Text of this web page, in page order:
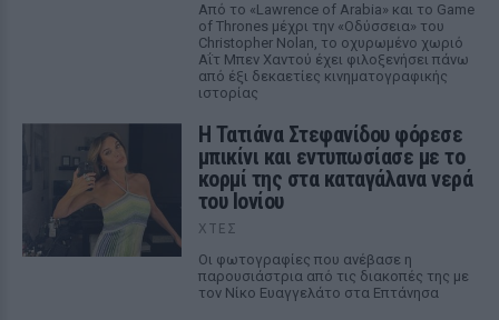
Από το «Lawrence of Arabia» και το Game
of Thrones μέχρι την «Οδύσσεια» του
Christopher Nolan, το οχυρωμένο χωριό
Αΐτ Μπεν Χαντού έχει φιλοξενήσει πάνω
από έξι δεκαετίες κινηματογραφικής
ιστορίας
Η Τατιάνα Στεφανίδου φόρεσε
μπικίνι και εντυπωσίασε με το
κορμί της στα καταγάλανα νερά
του Ιονίου
ΧΤΕΣ
Οι φωτογραφίες που ανέβασε η
παρουσιάστρια από τις διακοπές της με
τον Νίκο Ευαγγελάτο στα Επτάνησα